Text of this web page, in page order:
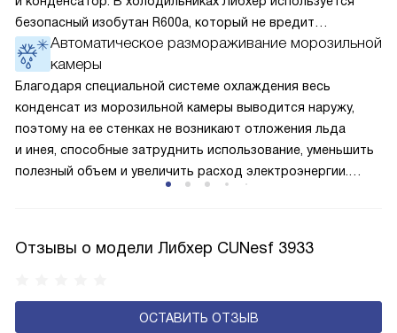
безопасный изобутан R600a, который не вредит
окружающей среде. Компрессор перегоняет его
по охладительному контуру по принципу насоса. Чем
лучше работает «мотор» прибора, тем качественнее
и быстрее происходит охлаждение, затрачивается
меньше электроэнергии.
Автоматическое размораживание морозильной
камеры
Благодаря специальной системе охлаждения весь
конденсат из морозильной камеры выводится наружу,
поэтому на ее стенках не возникают отложения льда
и инея, способные затруднить использование, уменьшить
полезный объем и увеличить расход электроэнергии.
Отзывы о модели Либхер CUNesf 3933
ОСТАВИТЬ ОТЗЫВ